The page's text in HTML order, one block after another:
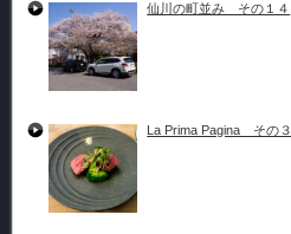
仙川の町並み その１４
La Prima Pagina その３